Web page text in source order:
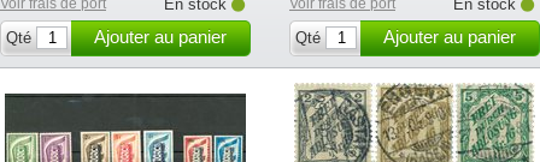
Voir frais de port
En stock
Qté
Ajouter au panier
Voir frais de port
En stock
Qté
Ajouter au panier